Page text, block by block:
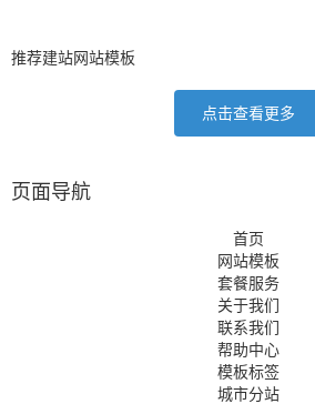
推荐建站网站模板
点击查看更多
页面导航
首页
网站模板
套餐服务
关于我们
联系我们
帮助中心
模板标签
城市分站